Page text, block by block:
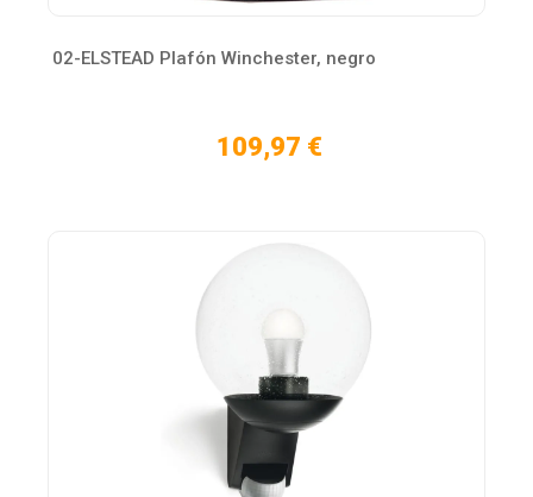
02-ELSTEAD Plafón Winchester, negro
109,97 €